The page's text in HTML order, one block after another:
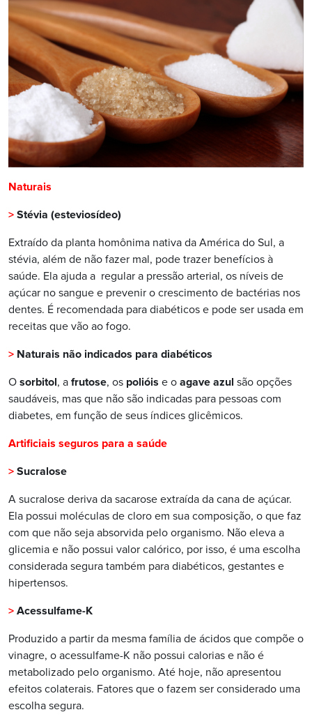
Naturais
> Stévia (esteviosídeo)
Extraído da planta homônima nativa da América do Sul, a
stévia, além de não fazer mal, pode trazer benefícios à
saúde. Ela ajuda a regular a pressão arterial, os níveis de
açúcar no sangue e prevenir o crescimento de bactérias nos
dentes. É recomendada para diabéticos e pode ser usada em
receitas que vão ao fogo.
> Naturais não indicados para diabéticos
O sorbitol, a frutose, os polióis e o agave azul são opções
saudáveis, mas que não são indicadas para pessoas com
diabetes, em função de seus índices glicêmicos.
Artificiais seguros para a saúde
> Sucralose
A sucralose deriva da sacarose extraída da cana de açúcar.
Ela possui moléculas de cloro em sua composição, o que faz
com que não seja absorvida pelo organismo. Não eleva a
glicemia e não possui valor calórico, por isso, é uma escolha
considerada segura também para diabéticos, gestantes e
hipertensos.
> Acessulfame-K
Produzido a partir da mesma família de ácidos que compõe o
vinagre, o acessulfame-K não possui calorias e não é
metabolizado pelo organismo. Até hoje, não apresentou
efeitos colaterais. Fatores que o fazem ser considerado uma
escolha segura.